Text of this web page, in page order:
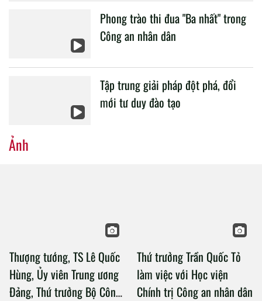
Phong trào thi đua "Ba nhất" trong
Công an nhân dân
Tập trung giải pháp đột phá, đổi
mới tư duy đào tạo
Ảnh
Thượng tướng, TS Lê Quốc
Hùng, Ủy viên Trung ương
Đảng, Thứ trưởng Bộ Công
Thứ trưởng Trần Quốc Tỏ
làm việc với Học viện
Chính trị Công an nhân dân